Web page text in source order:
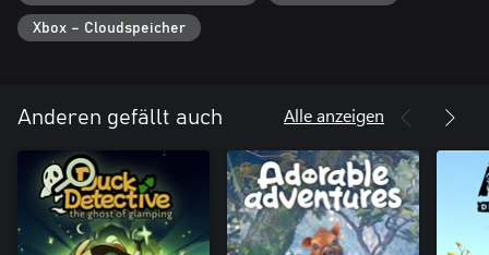
Erschließe dir die Geschichte, die euch auf das Archipel geführt
hat, durch Erinnerungen an Abschied und prägende Erlebnisse
Xbox – Cloudspeicher
Anderen gefällt auch Alle anzeigen